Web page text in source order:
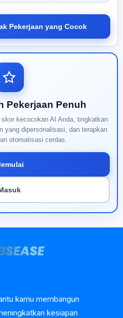
Pekerjaan yang Cocok
Pekerjaan Penuh
kecocokan AI Anda, tingkatkan
yang dipersonalisasi, dan terapkan
otomatisasi cerdas.
kamu membangun
kesiapan